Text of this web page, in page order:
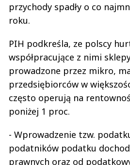
przychody spadły o co
roku.
PIH podkreśla, ze polscy
współpracujące z nimi
prowadzone przez mikro,
przedsiębiorców w
często operują na
poniżej 1 proc.
- Wprowadzenie tzw.
podatników podatku
prawnych oraz od